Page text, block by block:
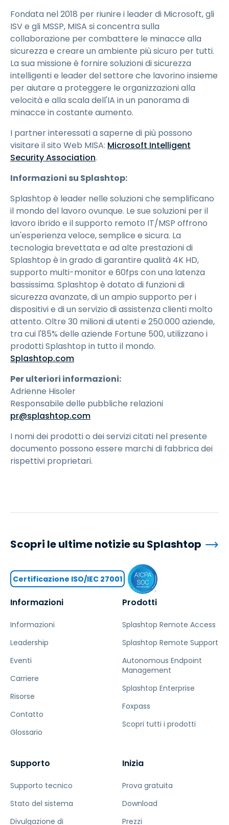
Fondata nel 2018 per riunire i leader di Microsoft, gli
ISV e gli MSSP, MISA si concentra sulla
collaborazione per combattere le minacce alla
sicurezza e creare un ambiente più sicuro per tutti.
La sua missione è fornire soluzioni di sicurezza
intelligenti e leader del settore che lavorino insieme
per aiutare a proteggere le organizzazioni alla
velocità e alla scala dell'IA in un panorama di
minacce in costante aumento.
I partner interessati a saperne di più possono
visitare il sito Web MISA: Microsoft Intelligent
Security Association.
Informazioni su Splashtop:
Splashtop è leader nelle soluzioni che semplificano
il mondo del lavoro ovunque. Le sue soluzioni per il
lavoro ibrido e il supporto remoto IT/MSP offrono
un'esperienza veloce, semplice e sicura. La
tecnologia brevettata e ad alte prestazioni di
Splashtop è in grado di garantire qualità 4K HD,
supporto multi-monitor e 60fps con una latenza
bassissima. Splashtop è dotato di funzioni di
sicurezza avanzate, di un ampio supporto per i
dispositivi e di un servizio di assistenza clienti molto
attento. Oltre 30 milioni di utenti e 250.000 aziende,
tra cui l'85% delle aziende Fortune 500, utilizzano i
prodotti Splashtop in tutto il mondo.
Splashtop.com
Per ulteriori informazioni:
Adrienne Hisoler
Responsabile delle pubbliche relazioni
pr@splashtop.com
I nomi dei prodotti o dei servizi citati nel presente
documento possono essere marchi di fabbrica dei
rispettivi proprietari.
Informazioni
Informazioni
Leadership
Eventi
Carriere
Risorse
Contatto
Glossario
Prodotti
Splashtop Remote Access
Splashtop Remote Support
Autonomous Endpoint
Management
Splashtop Enterprise
Foxpass
Scopri tutti i prodotti
Supporto
Supporto tecnico
Stato del sistema
Divulgazione di
Inizia
Prova gratuita
Download
Prezzi
Scopri le ultime notizie su Splashtop
Certificazione ISO/IEC 27001